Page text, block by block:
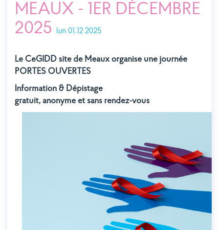
MEAUX - 1ER DÉCEMBRE
2025
lun 01.12 2025
Le CeGIDD site de Meaux organise une journée
PORTES OUVERTES
Information & Dépistage
gratuit, anonyme et sans rendez-vous